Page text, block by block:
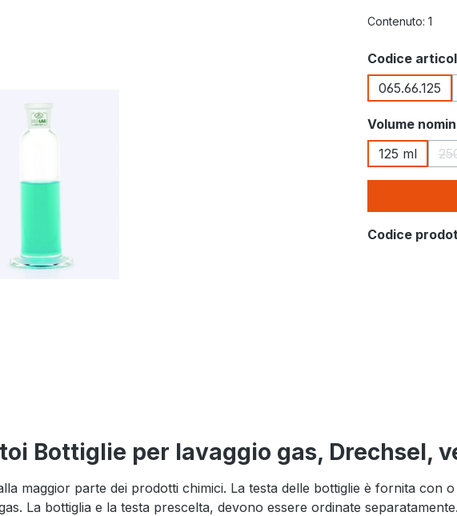
Contenuto: 1
Seleziona
Codice
065.66.125
Seleziona
Volume
125 ml
Codice
Bottiglie per lavaggio gas, Drechsel,
maggior parte dei prodotti chimici. La testa delle bottiglie è fornita
La bottiglia e la testa prescelta, devono essere ordinate separatamente.